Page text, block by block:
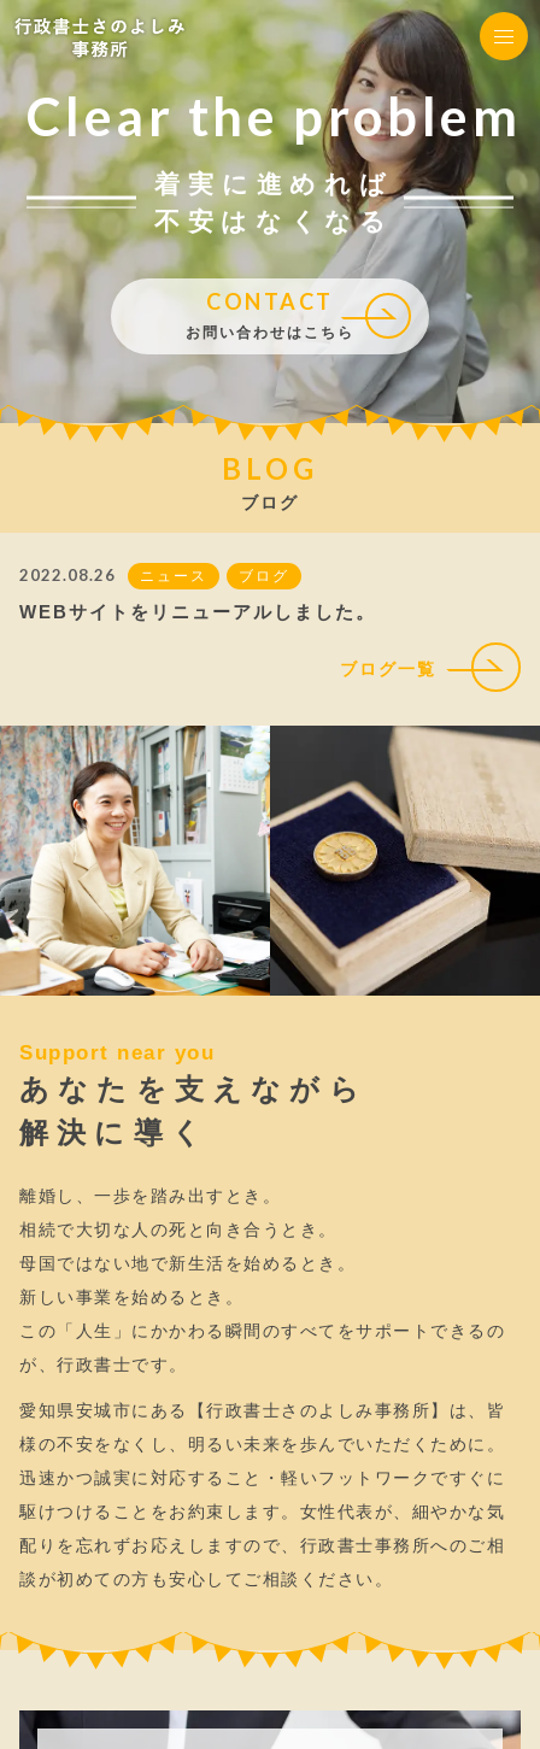
Clear the problem
着実に進めれば
不安はなくなる
CONTACT
お問い合わせはこちら
BLOG
ブログ
2022.08.26 ニュース ブログ
WEBサイトをリニューアルしました。
ブログ一覧
Support near you
あなたを支えながら
解決に導く
離婚し、一歩を踏み出すとき。
相続で大切な人の死と向き合うとき。
母国ではない地で新生活を始めるとき。
新しい事業を始めるとき。
この「人生」にかかわる瞬間のすべてをサポートできるの
が、行政書士です。
愛知県安城市にある【行政書士さのよしみ事務所】は、皆
様の不安をなくし、明るい未来を歩んでいただくために。
迅速かつ誠実に対応すること・軽いフットワークですぐに
駆けつけることをお約束します。女性代表が、細やかな気
配りを忘れずお応えしますので、行政書士事務所へのご相
談が初めての方も安心してご相談ください。